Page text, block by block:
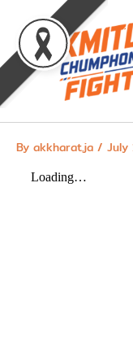
content
By akkharat.ja / July